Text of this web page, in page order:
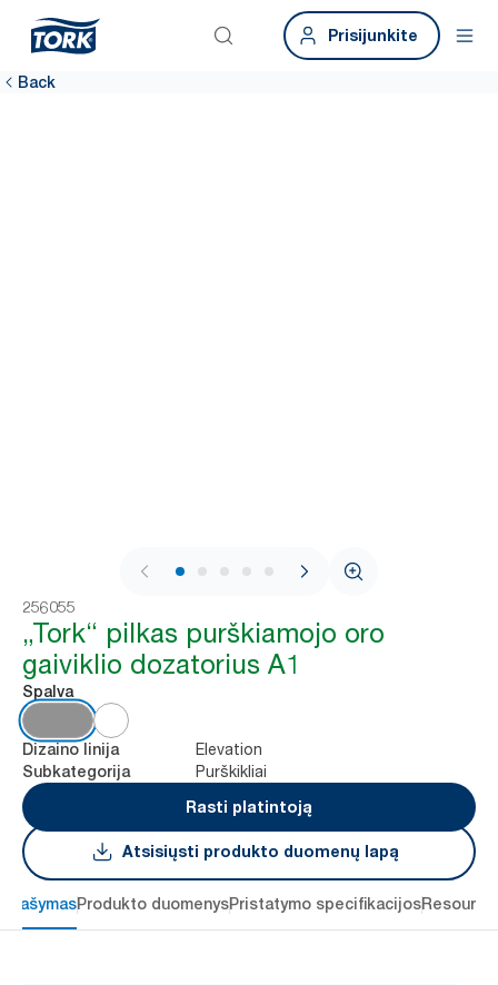
Prisijunkite
Back
1 / 5
256055
„Tork“ pilkas purškiamojo oro
gaiviklio dozatorius A1
Spalva
Dizaino linija Elevation
Subkategorija
Purškikliai
Rasti platintoją
Atsisiųsti produkto duomenų lapą
Produkto duomenysPristatymo specifikacijos